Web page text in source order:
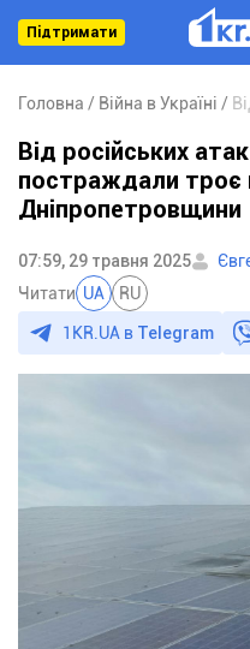
Підтримати
Головна Війна в Україні
Від російських
постраждали троє
Дніпропетровщини
07:59, 29 травня 2025
Читати UA RU
1KR.UA в Telegram